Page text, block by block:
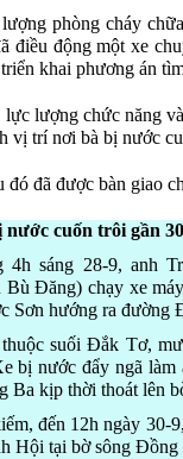
phòng cháy
điều động một xe
khai phương án
lượng chức năng
vị trí nơi bà bị nước
đó đã được bàn giao
cuốn trôi gần
4h sáng 28-9, anh
Bù Đăng) chạy xe
Sơn hướng ra đường
suối Đắk Tơ,
bị nước đẩy ngã
Ba kịp thời thoát lên
đến 12h ngày
Hội tại bờ sông